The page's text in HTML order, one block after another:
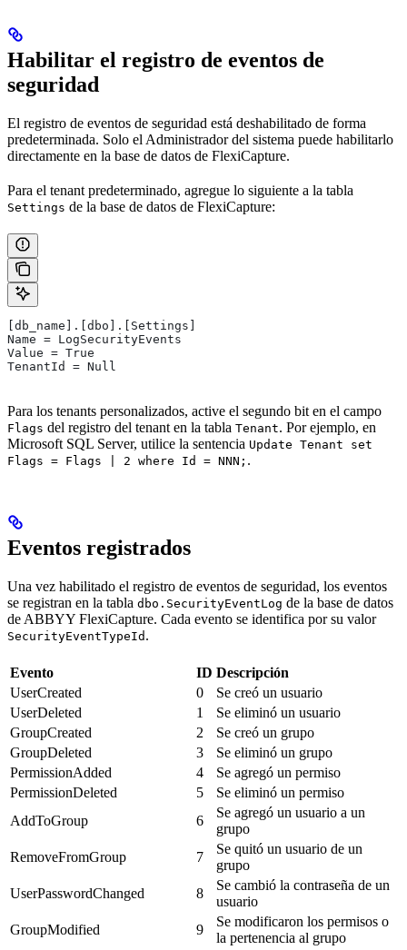
Habilitar el registro de eventos de
seguridad
El registro de eventos de seguridad está deshabilitado de forma
predeterminada. Solo el Administrador del sistema puede habilitarlo
directamente en la base de datos de FlexiCapture.
Para el tenant predeterminado, agregue lo siguiente a la tabla
Settings de la base de datos de FlexiCapture:
[db_name].[dbo].[Settings]
Name = LogSecurityEvents
Value = True
TenantId = Null
Para los tenants personalizados, active el segundo bit en el campo
Flags del registro del tenant en la tabla Tenant. Por ejemplo, en
Microsoft SQL Server, utilice la sentencia Update Tenant set
Flags = Flags | 2 where Id = NNN; .
Eventos registrados
Una vez habilitado el registro de eventos de seguridad, los eventos
se registran en la tabla dbo.SecurityEventLog de la base de datos
de ABBYY FlexiCapture. Cada evento se identifica por su valor
SecurityEventTypeId .
Evento ID Descripción
UserCreated
0
Se creó un usuario
UserDeleted
1
Se eliminó un usuario
GroupCreated
2
Se creó un grupo
GroupDeleted
3
Se eliminó un grupo
PermissionAdded
4
Se agregó un permiso
PermissionDeleted
5
Se eliminó un permiso
AddToGroup
6
Se agregó un usuario a un
grupo
RemoveFromGroup
7
Se quitó un usuario de un
grupo
UserPasswordChanged
8
Se cambió la contraseña de un
usuario
GroupModified
9
Se modificaron los permisos o
la pertenencia al grupo